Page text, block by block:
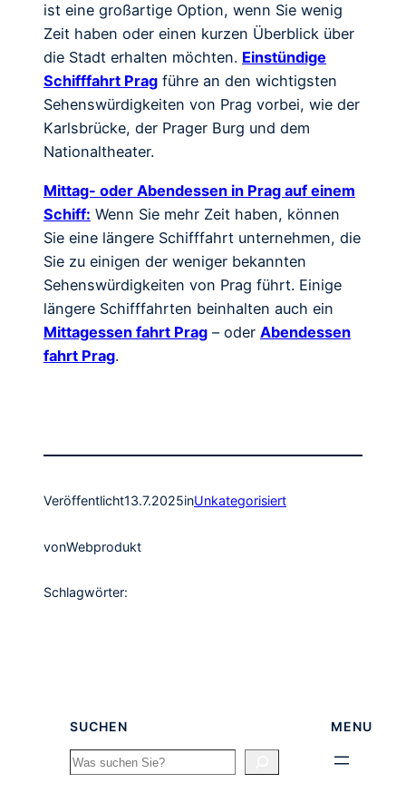
ist eine großartige Option, wenn Sie wenig
Zeit haben oder einen kurzen Überblick über
die Stadt erhalten möchten. Einstündige
Schifffahrt Prag führe an den wichtigsten
Sehenswürdigkeiten von Prag vorbei, wie der
Karlsbrücke, der Prager Burg und dem
Nationaltheater.
Mittag- oder Abendessen in Prag auf einem
Schiff: Wenn Sie mehr Zeit haben, können
Sie eine längere Schifffahrt unternehmen, die
Sie zu einigen der weniger bekannten
Sehenswürdigkeiten von Prag führt. Einige
längere Schifffahrten beinhalten auch ein
Mittagessen fahrt Prag – oder Abendessen
fahrt Prag.
Veröffentlicht13.7.2025inUnkategorisiert
vonWebprodukt
Schlagwörter:
SUCHEN
Search
MENU